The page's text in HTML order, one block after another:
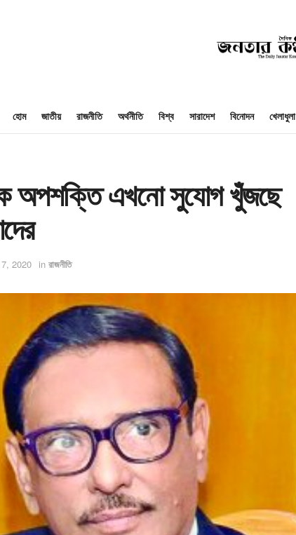
হোম জাতীয় রাজনীতি অর্থনীতি বিশ্ব সারাদেশ বিনোদন খেলাধুলা
অপশক্তি এখনো সুযোগ খুঁজছে
2020 in রাজনীতি